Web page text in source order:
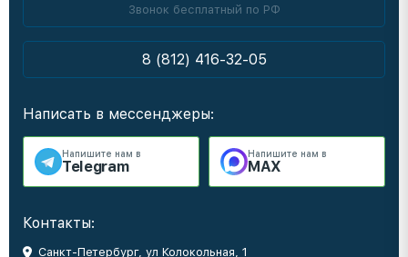
Звонок бесплатный по РФ
8 (812) 416-32-05
Написать в мессенджеры:
Напишите нам в
Telegram
Напишите нам в
MAX
Контакты:
Санкт-Петербург, ул Колокольная, 1